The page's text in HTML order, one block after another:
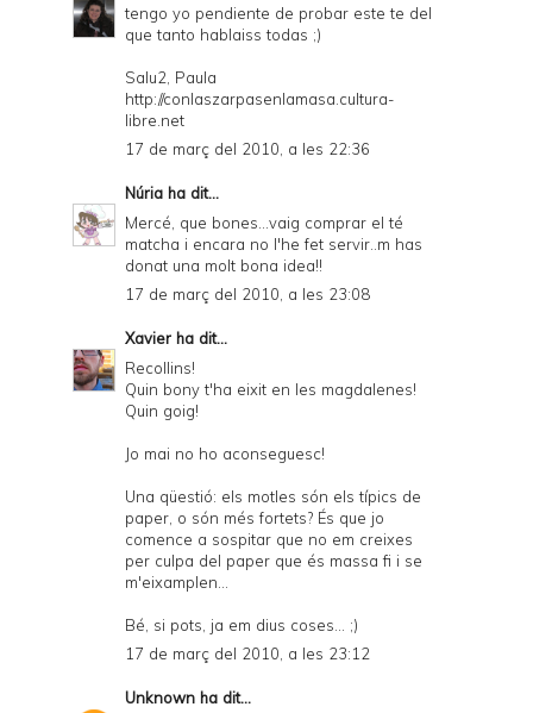
tengo yo pendiente de probar este te del
que tanto hablaiss todas ;)
Salu2, Paula
http://conlaszarpasenlamasa.cultura-
libre.net
17 de març del 2010, a les 22:36
Núria ha dit...
Mercé, que bones...vaig comprar el té
matcha i encara no l'he fet servir..m has
donat una molt bona idea!!
17 de març del 2010, a les 23:08
Xavier ha dit...
Recollins!
Quin bony t'ha eixit en les magdalenes!
Quin goig!
Jo mai no ho aconseguesc!
Una qüestió: els motles són els típics de
paper, o són més fortets? És que jo
comence a sospitar que no em creixes
per culpa del paper que és massa fi i se
m'eixamplen...
Bé, si pots, ja em dius coses... ;)
17 de març del 2010, a les 23:12
Unknown ha dit...